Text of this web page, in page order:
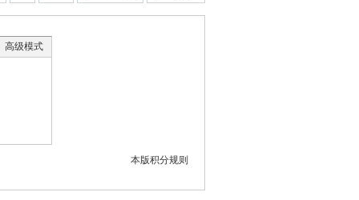
高级模式
本版积分规则